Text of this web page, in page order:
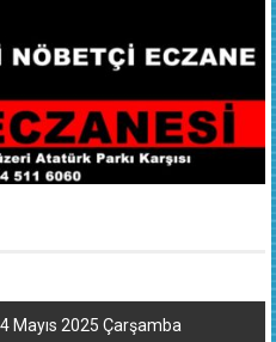
Mayıs 2025 Çarşamba